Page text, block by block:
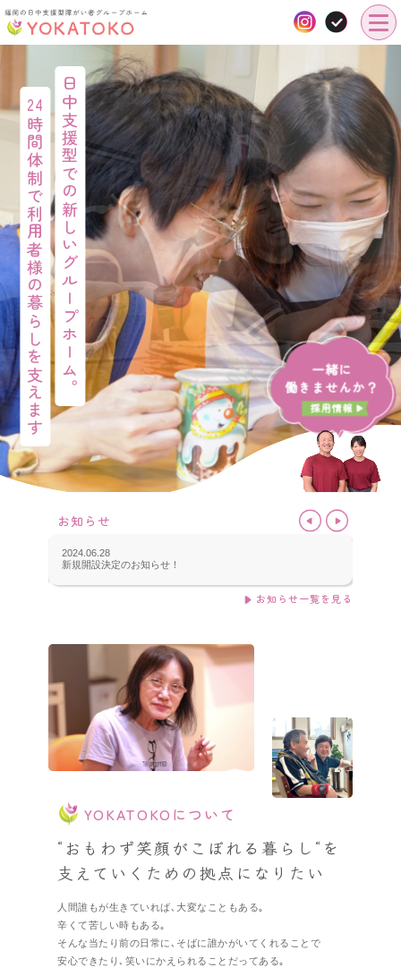
24
時間体制で利用者様の暮らしを支えます日中支援型での新しいグループホーム。
一緒に
働きませんか？
採用情報
お知らせ
2024.06.28
新規開設決定のお知らせ！
お知らせ一覧を見る
YOKATOKOについて
“おもわず笑顔がこぼれる暮らし“を
支えていくための拠点になりたい
人間誰もが生きていれば､大変なこともある｡
辛くて苦しい時もある｡
そんな当たり前の日常に､そばに誰かがいてくれることで
安心できたり､笑いにかえられることだってある｡